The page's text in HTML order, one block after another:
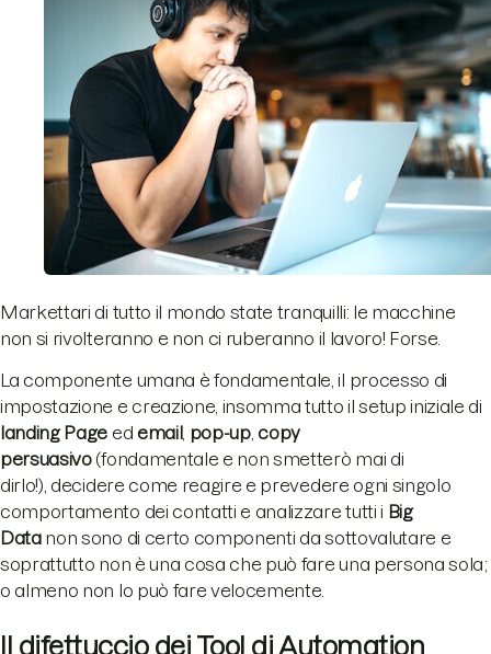
Markettari di tutto il mondo state tranquilli: le macchine
non si rivolteranno e non ci ruberanno il lavoro! Forse.
La componente umana è fondamentale, il processo di
impostazione e creazione, insomma tutto il setup iniziale di
landing Page ed email, pop-up, copy
persuasivo(fondamentale e non smetterò mai di
dirlo!), decidere come reagire e prevedere ogni singolo
comportamento dei contatti e analizzare tutti i Big
Data non sono di certo componenti da sottovalutare e
soprattutto non è una cosa che può fare una persona sola;
o almeno non lo può fare velocemente.
Il difettuccio dei Tool di Automation